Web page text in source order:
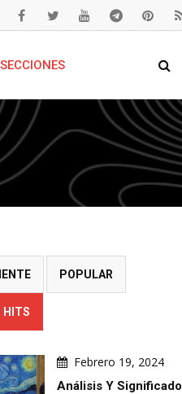
SECCIONES
POPULAR
HITS
Febrero 19, 2024
Análisis Y Significado